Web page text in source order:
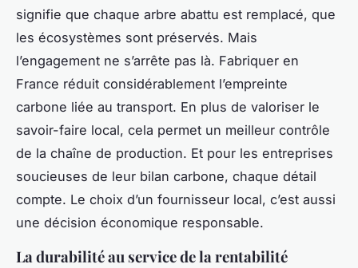
signifie que chaque arbre abattu est remplacé, que
les écosystèmes sont préservés. Mais
l’engagement ne s’arrête pas là. Fabriquer en
France réduit considérablement l’empreinte
carbone liée au transport. En plus de valoriser le
savoir-faire local, cela permet un meilleur contrôle
de la chaîne de production. Et pour les entreprises
soucieuses de leur bilan carbone, chaque détail
compte. Le choix d’un fournisseur local, c’est aussi
une décision économique responsable.
La durabilité au service de la rentabilité